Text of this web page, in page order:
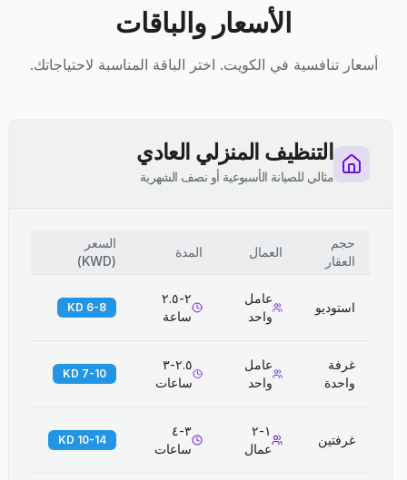
الأسعار والباقات
أسعار تنافسية في الكويت. اختر الباقة المناسبة لاحتياجاتك.
التنظيف المنزلي العادي
مثالي للصيانة الأسبوعية أو نصف الشهرية
حجم
العقار
العمال المدة
السعر
(
KWD
)
استوديو
عامل
واحد
٢-٢.٥
ساعة
6-8 KD
غرفة
واحدة
عامل
واحد
٢.٥-٣
ساعات
7-10 KD
غرفتين
١-٢
عمال
٣-٤
ساعات
10-14 KD